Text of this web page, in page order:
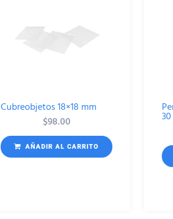
Cubreobjetos 18×18 mm
$98.00
AÑADIR AL CARRITO